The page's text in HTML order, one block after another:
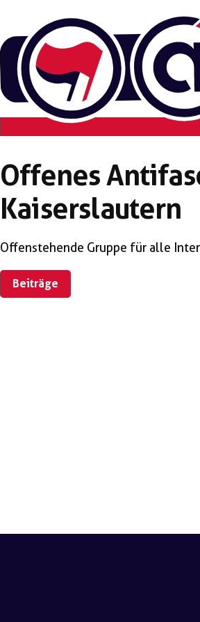
Offenes
Kaiserslautern
Offenstehende Gruppe für alle
Beiträge